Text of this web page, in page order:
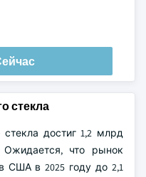
стекла
достиг 1,2 млрд
что рынок
США в 2025 году до 2,1